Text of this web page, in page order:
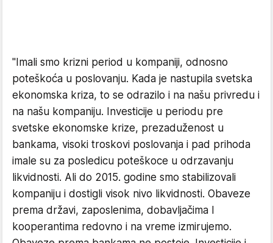
"Imali smo krizni period u kompaniji, odnosno
poteškoća u poslovanju. Kada je nastupila svetska
ekonomska kriza, to se odrazilo i na našu privredu i
na našu kompaniju. Investicije u periodu pre
svetske ekonomske krize, prezaduženost u
bankama, visoki troskovi poslovanja i pad prihoda
imale su za posledicu poteškoce u odrzavanju
likvidnosti. Ali do 2015. godine smo stabilizovali
kompaniju i dostigli visok nivo likvidnosti. Obaveze
prema državi, zaposlenima, dobavljačima I
kooperantima redovno i na vreme izmirujemo.